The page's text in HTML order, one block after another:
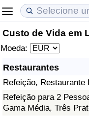
Custo de Vida em
Moeda:
Restaurantes
Refeição, Restaurante
Refeição para 2
Gama Média, Três
Custo de Vida
Indicador de Custo
Indicador de Custo
Preços de Imóveis
Indicador de Preços
Indicador de Preços
Qualidade de Vida
Indicador de
Índice de qualidade